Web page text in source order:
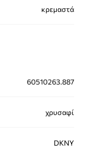
κρεμαστά
60510263.887
χρυσαφί
DKNY